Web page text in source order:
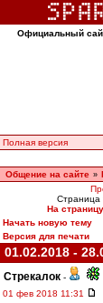
Официальный
Полная версия
Общение на сайте »
Страница
На страницу
Начать новую тему
Версия для печати
01.02.2018 -
Стрекалок -
01 фев 2018 11:31